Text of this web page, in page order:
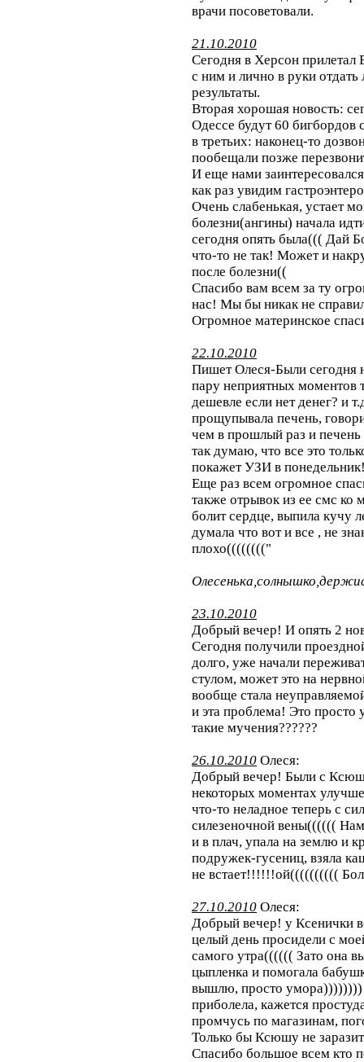
врачи посоветовали.
21.10.2010
Сегодня в Херсон прилетал
с ним и лично в руки
результаты.
Вторая хорошая новость:
Одессе будут 60
в третьих: наконец-то
пообещали позже
И еще нами
как раз увидим
Очень слабенькая, устает
болезни(ангины) начала
сегодня опять была((( Дай
что-то не так! Может и
после болезни((
Cпасибо вам всем за ту
нас! Мы бы никак не
Огромное материнское
22.10.2010
Пишет Олеся-Были сегодня
пару неприятных моментов
дешевле если нет денег? и
прощупывала печень,
чем в прошлый раз и
так думаю, что все это
покажет УЗИ в
Еще раз всем огромное
также отрывок из ее смс ко
болит сердце, выпила кучу
думала что вот и все , не
плохо(((((((("
23.10.2010
Добрый вечер! И опять 2
Сегодня получили
долго, уже начали
стулом, может это на
вообще стала
и эта проблема! Это просто
такие мучения??????
26.10.2010 Олеся:
Добрый вечер! Были с
некоторых моментах
что-то неладное теперь с
силезеночной вены((((((
и в плач, упала на землю и
подружек-гусениц, взяла
не встает!!!!!!ой((((((((((
27.10.2010 Олеся:
Добрый вечер! у Ксенички
целый день просидели с
самого утра(((((( Зато она
цыпленка и помогала
вышлю, просто умора))))))))
приболела, кажется
промчусь по магазинам,
Только бы Ксюшу не
Спасибо большое всем